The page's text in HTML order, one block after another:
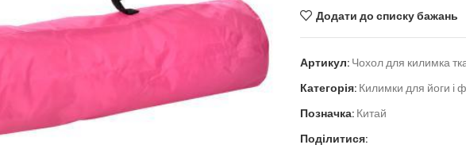
Додати до списку бажань
Артикул: Чохол для килимка
Категорія: Килимки для йоги і
Позначка: Китай
Поділитися: